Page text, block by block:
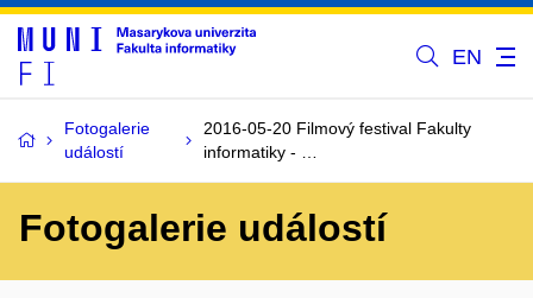
EN
Fotogalerie
událostí
2016-05-20 Filmový festival Fakulty
informatiky - …
Fotogalerie událostí